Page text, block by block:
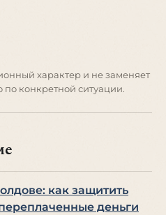
характер и не заменяет
конкретной ситуации.
как защитить
деньги